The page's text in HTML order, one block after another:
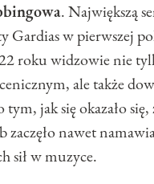
. Największą
Gardias w pierwszej
roku widzowie nie
ale także
jak się okazało
nawet
sił w muzyce.